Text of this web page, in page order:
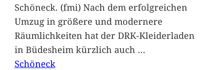
Schöneck. (fmi) Nach dem erfolgreichen
Umzug in größere und modernere
Räumlichkeiten hat der DRK-Kleiderladen
in Büdesheim kürzlich auch …
Schöneck